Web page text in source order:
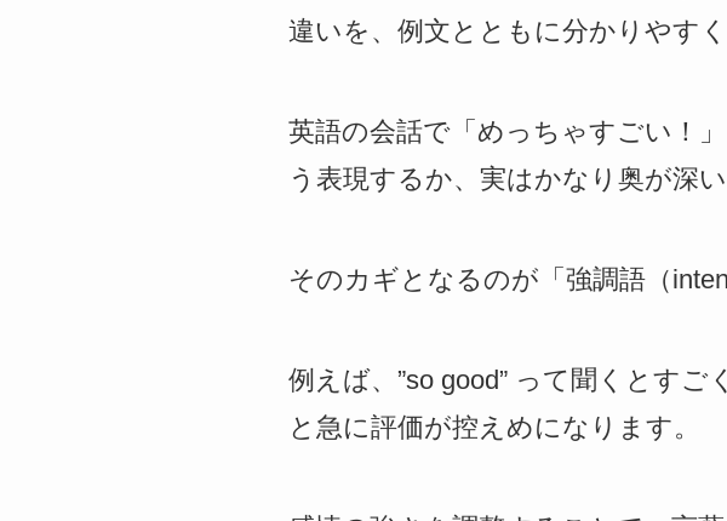
違いを、例文とともに分かりやすく
英語の会話で「めっちゃすごい！
う表現するか、実はかなり奥が深い
そのカギとなるのが「強調語（
例えば、”so good” って聞くとすご
と急に評価が控えめになります。